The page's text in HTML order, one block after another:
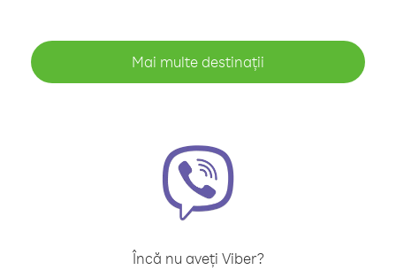
Mai multe destinații
Încă nu aveți Viber?